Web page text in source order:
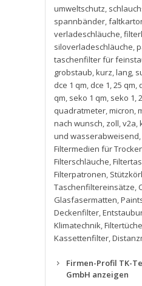
umweltschutz,
spannbänder,
verladeschläuche,
siloverladeschläuche,
taschenfilter für
grobstaub,kurz,lang,
dce 1 qm, dce 1,25 qm,
qm, seko 1 qm, seko 1,
quadratmeter,micron,
nach wunsch, zoll,v2a,
und wasserabweisend,
Filtermedien für
Filterschläuche,
Filterpatronen,
Taschenfiltereinsätze,
Glasfasermatten,
Deckenfilter,
Klimatechnik,
Kassettenfilter,
Firmen-Profil TK-
GmbH anzeigen